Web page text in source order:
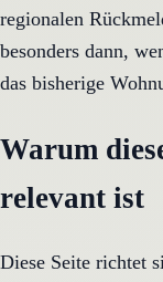
regionalen
besonders dann,
das bisherige
Warum
relevant ist
Diese Seite richtet